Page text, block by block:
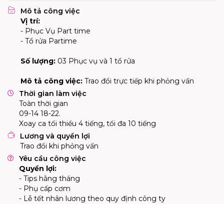
Mô tả công việc
Vị trí:
- Phục Vụ Part time
- Tổ rửa Partime
Số lượng: 03 Phục vụ và 1 tổ rửa
Mô tả công việc: Trao đổi trực tiếp khi phỏng vấn
Thời gian làm việc
Toàn thời gian
09-14 18-22.
Xoay ca tối thiểu 4 tiếng, tối đa 10 tiếng
Lương và quyền lợi
Trao đổi khi phỏng vấn
Yêu cầu công việc
Quyền lợi:
- Tips hằng tháng
- Phụ cấp cơm
- Lễ tết nhân lương theo quy định công ty